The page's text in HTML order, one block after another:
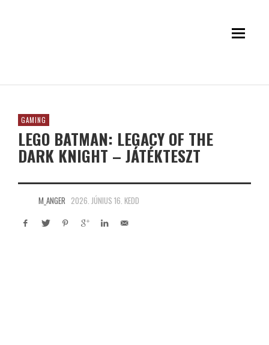
GAMING
LEGO BATMAN: LEGACY OF THE
DARK KNIGHT – JÁTÉKTESZT
M_ANGER 2026. JÚNIUS 16. KEDD